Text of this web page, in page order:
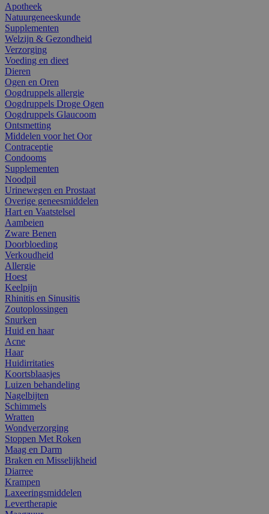
Apotheek
Natuurgeneeskunde
Supplementen
Welzijn & Gezondheid
Verzorging
Voeding en dieet
Dieren
Ogen en Oren
Oogdruppels allergie
Oogdruppels Droge Ogen
Oogdruppels Glaucoom
Ontsmetting
Middelen voor het Oor
Contraceptie
Condooms
Supplementen
Noodpil
Urinewegen en Prostaat
Overige geneesmiddelen
Hart en Vaatstelsel
Aambeien
Zware Benen
Doorbloeding
Verkoudheid
Allergie
Hoest
Keelpijn
Rhinitis en Sinusitis
Zoutoplossingen
Snurken
Huid en haar
Acne
Haar
Huidirritaties
Koortsblaasjes
Luizen behandeling
Nagelbijten
Schimmels
Wratten
Wondverzorging
Stoppen Met Roken
Maag en Darm
Braken en Misselijkheid
Diarree
Krampen
Laxeeringsmiddelen
Levertherapie